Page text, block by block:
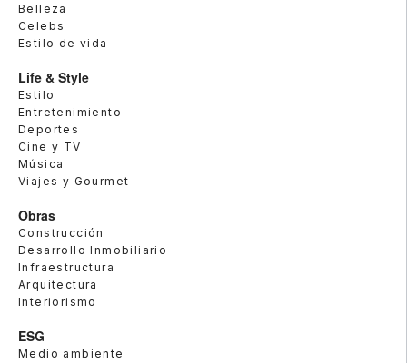
Belleza
Celebs
Estilo de vida
Life & Style
Estilo
Entretenimiento
Deportes
Cine y TV
Música
Viajes y Gourmet
Obras
Construcción
Desarrollo Inmobiliario
Infraestructura
Arquitectura
Interiorismo
ESG
Medio ambiente